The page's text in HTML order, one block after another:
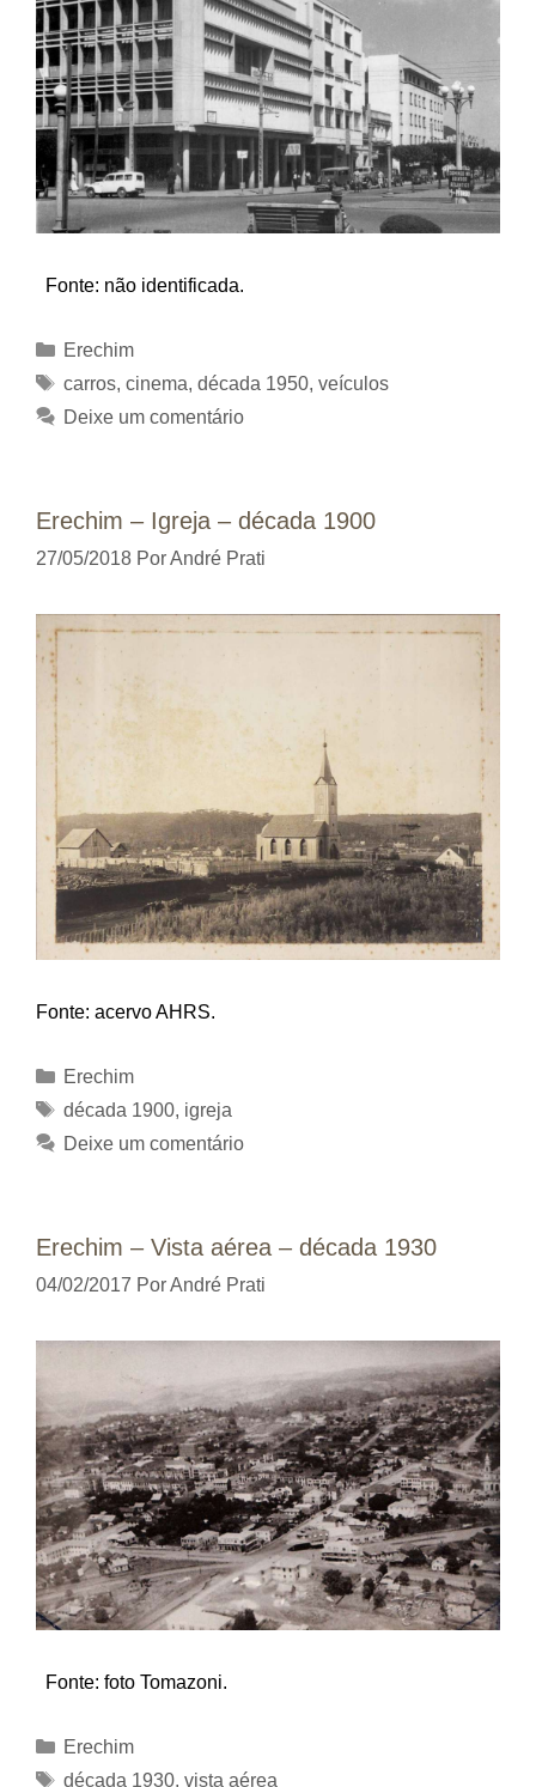
Fonte: não identificada.
Categorias
Erechim
Tags
carros, cinema, década 1950, veículos
Deixe um comentário
Erechim – Igreja – década 1900
27/05/2018 PorAndré Prati
Fonte: acervo AHRS.
Categorias
Erechim
Tags
década 1900, igreja
Deixe um comentário
Erechim – Vista aérea – década 1930
04/02/2017 PorAndré Prati
Fonte: foto Tomazoni.
Categorias
Erechim
Tags
década 1930, vista aérea